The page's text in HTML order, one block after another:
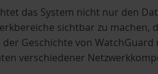
das System nicht nur den
sichtbar zu machen,
Geschichte von
verschiedener